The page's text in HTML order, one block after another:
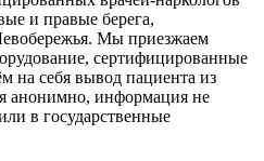
и правые берега,
Мы приезжаем
сертифицированные
на себя вывод пациента из
анонимно, информация не
в государственные